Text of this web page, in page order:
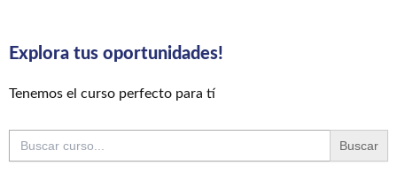
Explora tus oportunidades!
Tenemos el curso perfecto para tí
Buscar: